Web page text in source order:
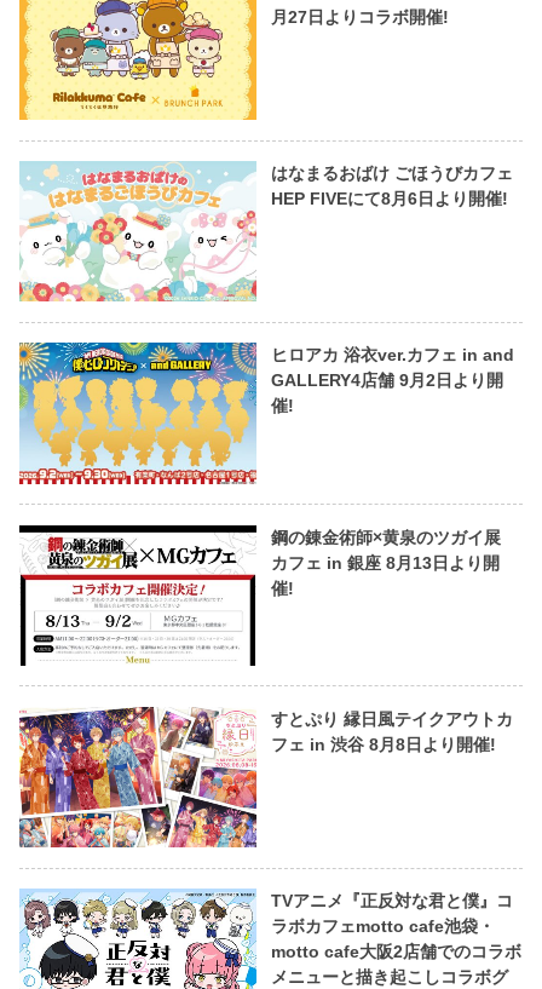
月27日よりコラボ開催!
はなまるおばけ ごほうびカフェ
HEP FIVEにて8月6日より開催!
ヒロアカ 浴衣ver.カフェ in and
GALLERY4店舗 9月2日より開
催!
鋼の錬金術師×黄泉のツガイ展
カフェ in 銀座 8月13日より開
催!
すとぷり 縁日風テイクアウトカ
フェ in 渋谷 8月8日より開催!
TVアニメ『正反対な君と僕』コ
ラボカフェmotto cafe池袋・
motto cafe大阪2店舗でのコラボ
メニューと描き起こしコラボグ